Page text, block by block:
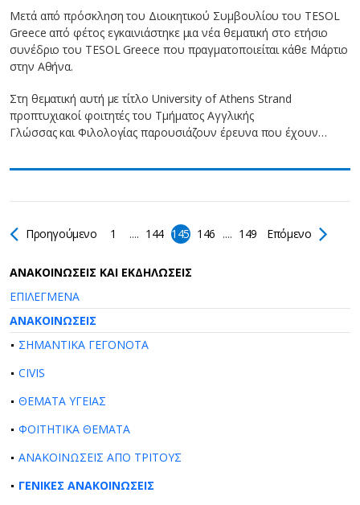
Μετά από πρόσκληση του Διοικητικού Συμβουλίου του TESOL
Greece από φέτος εγκαινιάστηκε μια νέα θεματική στο ετήσιο
συνέδριο του TESOL Greece που πραγματοποιείται κάθε Μάρτιο
στην Αθήνα.
Στη θεματική αυτή με τίτλο University of Athens Strand
προπτυχιακοί φοιτητές του Τμήματος Αγγλικής
Γλώσσας και Φιλολογίας παρουσιάζουν έρευνα που έχουν…
Προηγούμενο 1 .... 144 145 146 .... 149 Επόμενο
AΝΑΚΟΙΝΩΣΕΙΣ ΚΑΙ ΕΚΔΗΛΩΣΕΙΣ
ΕΠΙΛΕΓΜΕΝΑ
ΑΝΑΚΟΙΝΩΣΕΙΣ
ΣΗΜΑΝΤΙΚΑ ΓΕΓΟΝΟΤΑ
CIVIS
ΘΕΜΑΤΑ ΥΓΕΙΑΣ
ΦΟΙΤΗΤΙΚΑ ΘΕΜΑΤΑ
ΑΝΑΚΟΙΝΩΣΕΙΣ ΑΠΟ ΤΡΙΤΟΥΣ
ΓΕΝΙΚΕΣ ΑΝΑΚΟΙΝΩΣΕΙΣ